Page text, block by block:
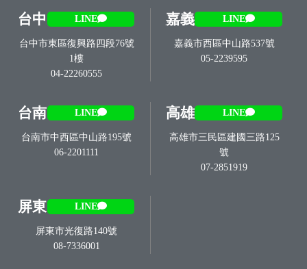
台中 LINE
台中市東區復興路四段76號
1樓
04-22260555
嘉義 LINE
嘉義市西區中山路537號
05-2239595
台南 LINE
台南市中西區中山路195號
06-2201111
高雄 LINE
高雄市三民區建國三路125
號
07-2851919
屏東 LINE
屏東市光復路140號
08-7336001